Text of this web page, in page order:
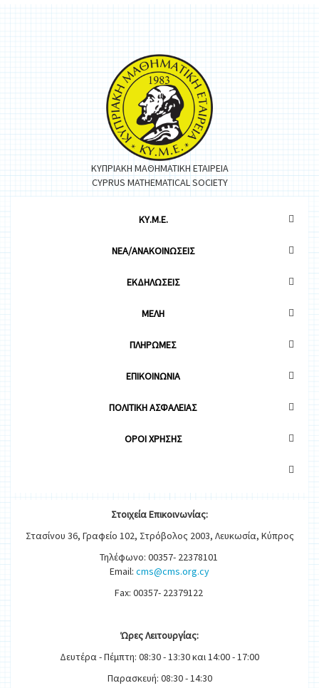
ΚΥΠΡΙΑΚΗ ΜΑΘΗΜΑΤΙΚΗ ΕΤΑΙΡΕΙΑ
CYPRUS MATHEMATICAL SOCIETY
ΚΥ.Μ.Ε.
ΝΕΑ/ΑΝΑΚΟΙΝΩΣΕΙΣ
ΕΚΔΗΛΩΣΕΙΣ
ΜΕΛΗ
ΠΛΗΡΩΜΕΣ
ΕΠΙΚΟΙΝΩΝΙΑ
ΠΟΛΙΤΙΚΗ ΑΣΦΑΛΕΙΑΣ
OΡΟΙ ΧΡΗΣΗΣ
ΣτοιχείαΕπικοινωνίας:
Στασίνου 36, Γραφείο 102, Στρόβολος 2003, Λευκωσία, Κύπρος
Τηλέφωνο: 00357- 22378101
Email: cms@cms.org.cy
Fax: 00357- 22379122
ΏρεςΛειτουργίας:
Δευτέρα - Πέμπτη: 08:30 - 13:30 και 14:00 - 17:00
Παρασκευή: 08:30 - 14:30